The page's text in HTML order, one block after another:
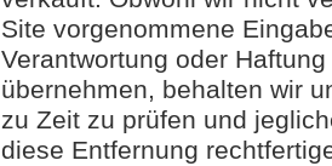
Site vorgenommene
Verantwortung oder
übernehmen, behalten wir
zu Zeit zu prüfen und
diese Entfernung